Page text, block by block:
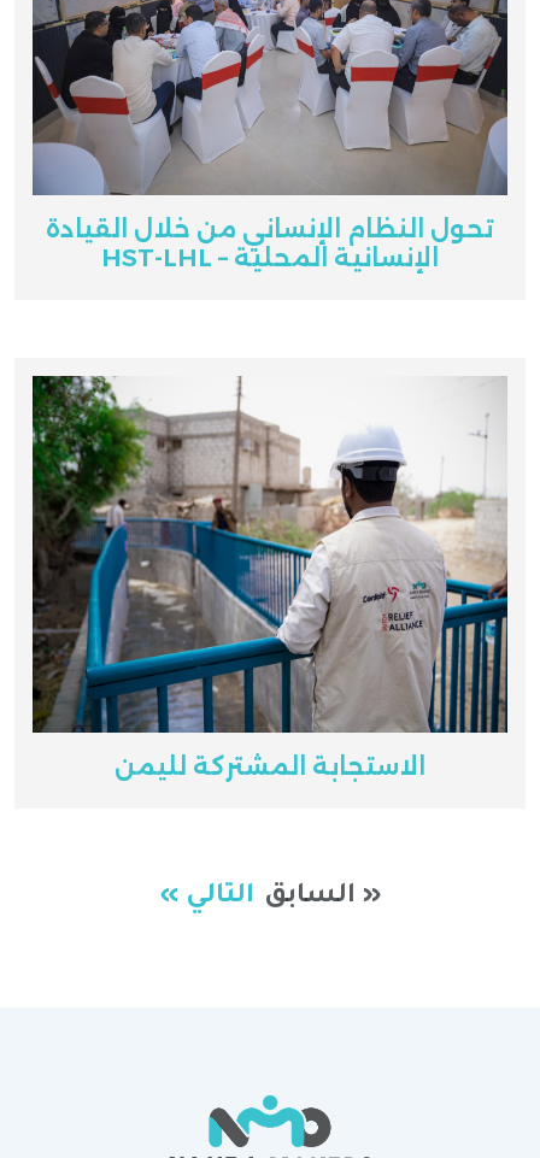
تحول النظام الإنساني من خلال القيادة
الإنسانية المحلية – HST-LHL
الاستجابة المشتركة لليمن
« السابق التالي »